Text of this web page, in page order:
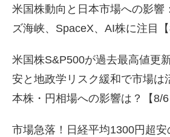
米国株動向と日本市場への影響
ズ海峡、SpaceX、AI株に注目【
米国株S&P500が過去最高値更
安と地政学リスク緩和で市場は
本株・円相場への影響は？【8/6
市場急落！日経平均1300円超安